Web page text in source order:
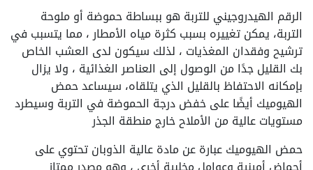
الرقم الهيدروجيني للتربة هو ببساطة حموضة أو ملوحة
التربة، يمكن تغييره بسبب كثرة مياه الأمطار ، مما يتسبب في
ترشيح وفقدان المغذيات ، لذلك سيكون لدى العشب الخاص
بك القليل جدًا من الوصول إلى العناصر الغذائية ، ولا يزال
بإمكانه الاحتفاظ بالقليل الذي يتلقاه، سيساعد حمض
الهيوميك أيضًا على خفض درجة الحموضة في التربة وسيطرد
مستويات عالية من الأملاح خارج منطقة الجذر
حمض الهيوميك عبارة عن مادة عالية الذوبان تحتوي على